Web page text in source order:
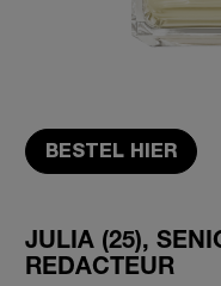
BESTEL HIER
JULIA (25),
REDACTEUR